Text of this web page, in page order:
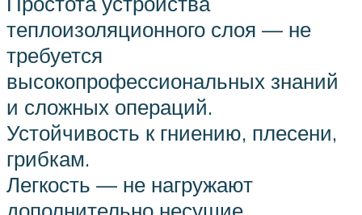
теплоизоляционного слоя — не
требуется
высокопрофессиональных знаний
и сложных операций.
Устойчивость к гниению, плесени,
грибкам.
Легкость — не нагружают